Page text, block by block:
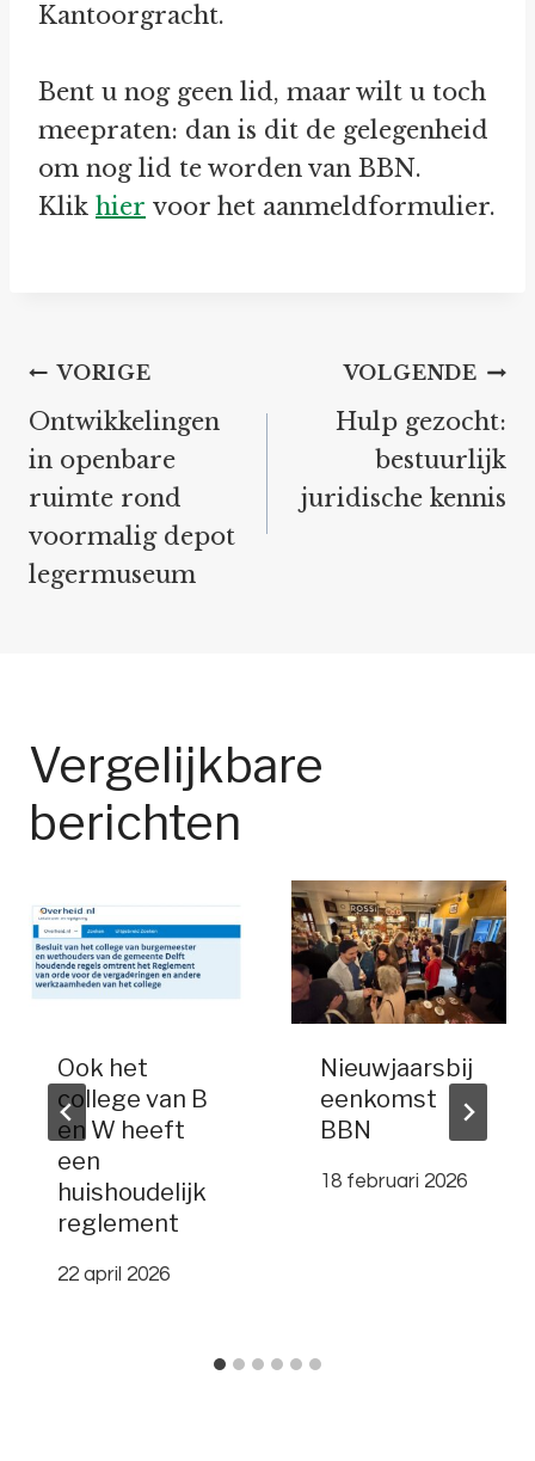
Kantoorgracht.
Bent u nog geen lid, maar wilt u toch
meepraten: dan is dit de gelegenheid
om nog lid te worden van BBN.
Klik hier voor het aanmeldformulier.
Bericht
navigatie
VORIGE
Ontwikkelingen
in openbare
ruimte rond
voormalig depot
legermuseum
VOLGENDE
Hulp gezocht:
bestuurlijk
juridische kennis
Vergelijkbare
berichten
Ook het
college van B
en W heeft
een
huishoudelijk
reglement
22 april 2026
Nieuwjaarsbij
eenkomst
BBN
18 februari 2026